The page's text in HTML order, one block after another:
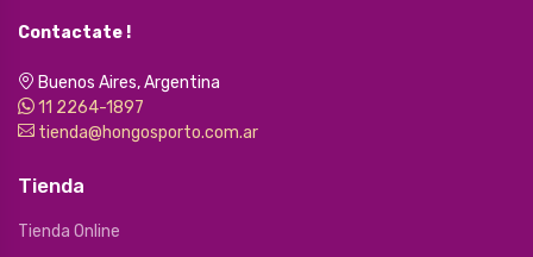
Contactate !
Buenos Aires, Argentina
11 2264-1897
tienda@hongosporto.com.ar
Tienda
Tienda Online